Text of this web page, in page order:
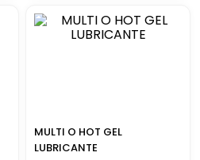
MULTI O HOT GEL
LUBRICANTE